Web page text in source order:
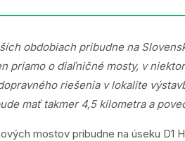
obdobiach pribudne na
priamo o diaľničné mosty, v
riešenia v lokalite
mať takmer 4,5 kilometra a
mostov pribudne na úseku D1